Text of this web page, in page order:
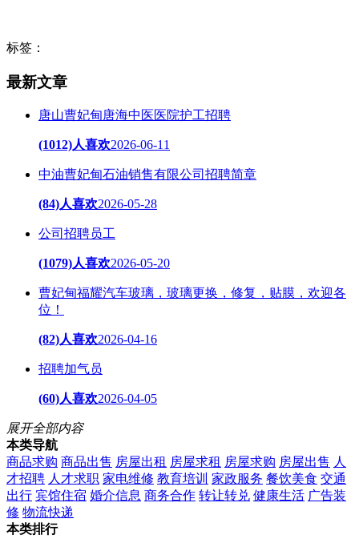
标签：
最新文章
唐山曹妃甸唐海中医医院护工招聘
(1012)人喜欢2026-06-11
中油曹妃甸石油销售有限公司招聘简章
(84)人喜欢2026-05-28
公司招聘员工
(1079)人喜欢2026-05-20
曹妃甸福耀汽车玻璃，玻璃更换，修复，贴膜，欢迎各
位！
(82)人喜欢2026-04-16
招聘加气员
(60)人喜欢2026-04-05
展开全部内容
本类导航
商品求购 商品出售 房屋出租 房屋求租 房屋求购 房屋出售 人
才招聘 人才求职 家电维修 教育培训 家政服务 餐饮美食 交通
出行 宾馆住宿 婚介信息 商务合作 转让转兑 健康生活 广告装
修 物流快递
本类排行